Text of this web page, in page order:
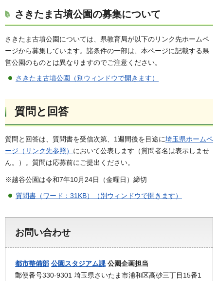
さきたま古墳公園の募集について
さきたま古墳公園については、県教育局が以下のリンク先ホームペ
ージから募集しています。諸条件の一部は、本ページに記載する県
営公園のものとは異なりますのでご注意ください。
さきたま古墳公園（別ウィンドウで開きます）
質問と回答
質問と回答は、質問書を受信次第、1週間後を目途に埼玉県ホームペ
ージ（リンク先参照） において公表します（質問者名は表示しませ
ん。）。質問は応募前にご提出ください。
※越谷公園は令和7年10月24日（金曜日）締切
質問書（ワード：31KB）（別ウィンドウで開きます）
お問い合わせ
都市整備部 公園スタジアム課 公園企画担当
郵便番号330-9301 埼玉県さいたま市浦和区高砂三丁目15番1